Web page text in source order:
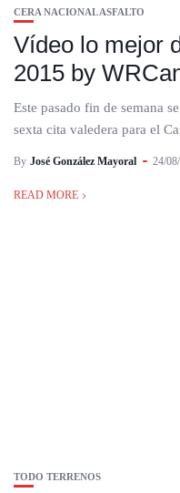
CERA NACIONAL ASFALTO
Vídeo lo mejor
2015 by
Este pasado fin de semana
sexta cita valedera para el
By José González Mayoral 24/
READ MORE
TODO TERRENOS